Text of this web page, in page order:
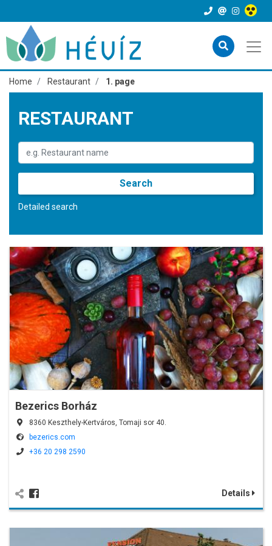
Home Restaurant 1. page
RESTAURANT
Search
Detailed search
Bezerics Borház
8360 Keszthely-Kertváros, Tomaji sor 40.
bezerics.com
+36 20 298 2590
Details